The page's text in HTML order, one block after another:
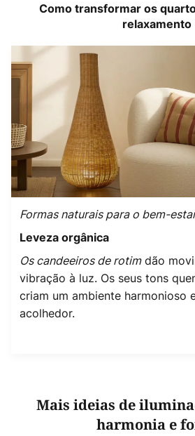
Como transformar os
relaxamento
Formas naturais para o bem-
Leveza orgânica
Os candeeiros de rotimdão
vibração à luz. Os seus tons
criam um ambiente harmonioso
acolhedor.
Mais ideias de
harmonia e